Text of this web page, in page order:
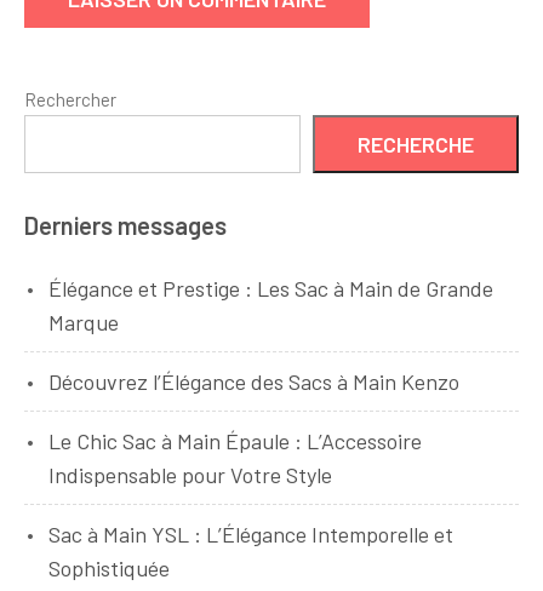
Rechercher
RECHERCHE
Derniers messages
Élégance et Prestige : Les Sac à Main de Grande
Marque
Découvrez l’Élégance des Sacs à Main Kenzo
Le Chic Sac à Main Épaule : L’Accessoire
Indispensable pour Votre Style
Sac à Main YSL : L’Élégance Intemporelle et
Sophistiquée